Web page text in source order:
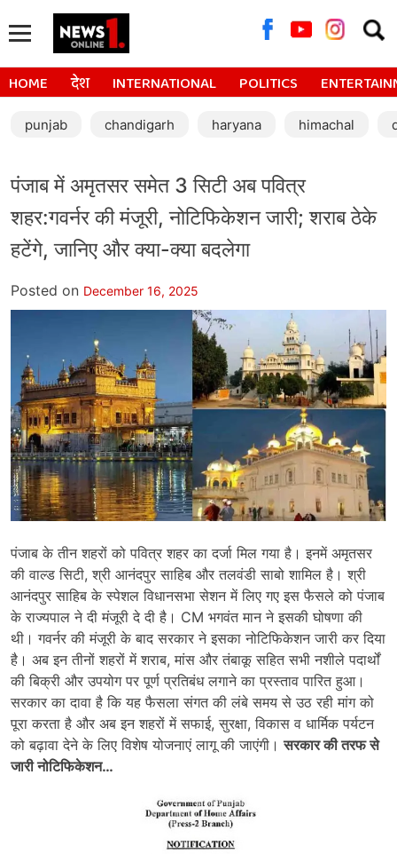
for:
HOME देश INTERNATIONAL POLITICS
punjab chandigarh haryana himachal
पंजाब में अमृतसर समेत 3 सिटी अब पवित्र
शहर:गवर्नर की मंजूरी, नोटिफिकेशन जारी; शराब ठेके
हटेंगे, जानिए और क्या-क्या बदलेगा
Posted on December 16, 2025
पंजाब के तीन शहरों को पवित्र शहर का दर्जा मिल गया है। इनमें अमृतसर
की वाल्ड सिटी, श्री आनंदपुर साहिब और तलवंडी साबो शामिल है। श्री
आनंदपुर साहिब के स्पेशल विधानसभा सेशन में लिए गए इस फैसले को पंजाब
के राज्यपाल ने दी मंजूरी दे दी है। CM भगवंत मान ने इसकी घोषणा की
थी। गवर्नर की मंजूरी के बाद सरकार ने इसका नोटिफिकेशन जारी कर दिया
है। अब इन तीनों शहरों में शराब, मांस और तंबाकू सहित सभी नशीले पदार्थों
की बिक्री और उपयोग पर पूर्ण प्रतिबंध लगाने का प्रस्ताव पारित हुआ।
सरकार का दावा है कि यह फैसला संगत की लंबे समय से उठ रही मांग को
पूरा करता है और अब इन शहरों में सफाई, सुरक्षा, विकास व धार्मिक पर्यटन
को बढ़ावा देने के लिए विशेष योजनाएं लागू की जाएंगी।सरकार की तरफ से
जारी नोटिफिकेशन…